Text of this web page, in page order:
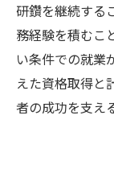
研鑽を継続する
務経験を積むこ
い条件での就業
えた資格取得と
者の成功を支え